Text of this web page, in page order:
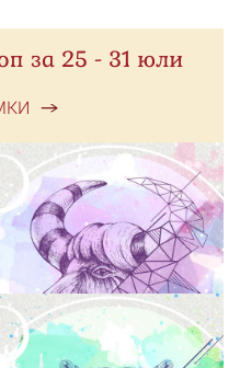
за 25 - 31 юли